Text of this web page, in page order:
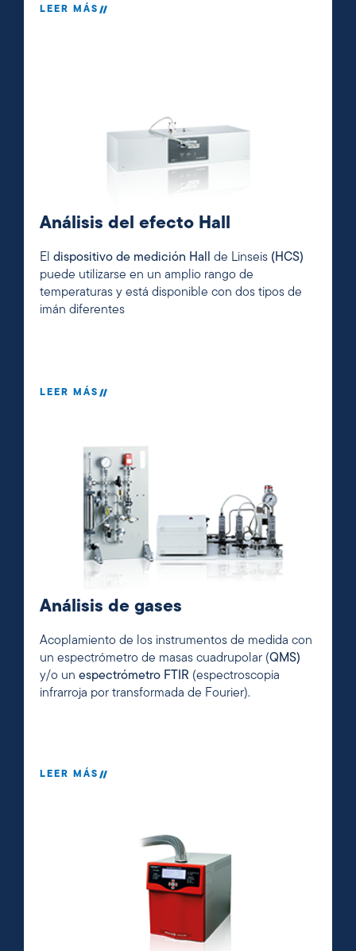
LEER MÁS
Análisis del efecto Hall
El dispositivo de medición Hall de Linseis (HCS)
puede utilizarse en un amplio rango de
temperaturas y está disponible con dos tipos de
imán diferentes
LEER MÁS
Análisis de gases
Acoplamiento de los instrumentos de medida con
un espectrómetro de masas cuadrupolar (QMS)
y/o un espectrómetro FTIR (espectroscopia
infrarroja por transformada de Fourier).
LEER MÁS